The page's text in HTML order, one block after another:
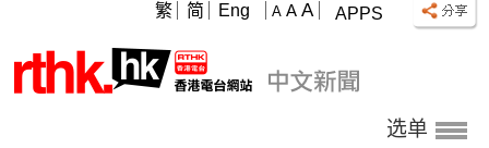
APPS
A A A
繁 简 Eng
选单